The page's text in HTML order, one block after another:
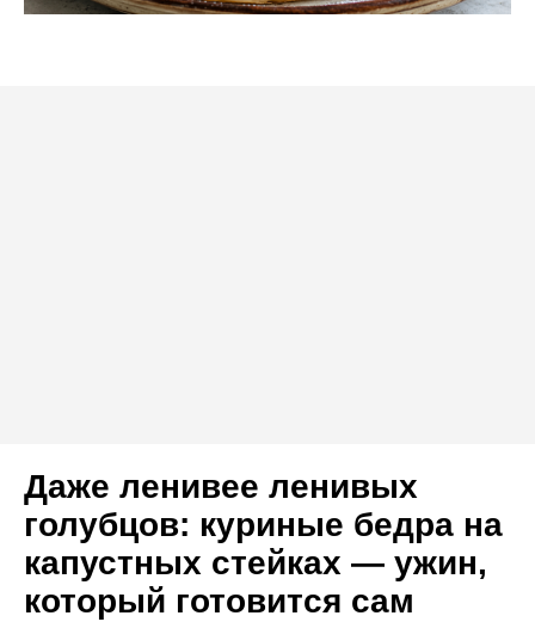
Даже ленивее ленивых
голубцов: куриные бедра на
капустных стейках — ужин,
который готовится сам